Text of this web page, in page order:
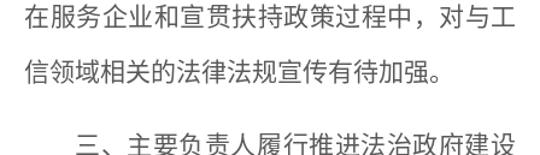
在服务企业和宣贯扶持政策过程中，对与工
信领域相关的法律法规宣传有待加强。
三、主要负责人履行推进法治政府建设